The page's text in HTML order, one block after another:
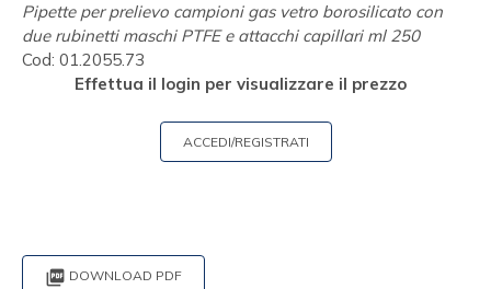
Pipette per prelievo campioni gas vetro borosilicato con
due rubinetti maschi PTFE e attacchi capillari ml 250
Cod: 01.2055.73
Effettua il login per visualizzare il prezzo
ACCEDI/REGISTRATI
 DOWNLOAD PDF